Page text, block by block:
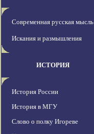
Современная русская мысль
Искания и размышления
ИСТОРИЯ
История России
История в МГУ
Слово о полку Игореве